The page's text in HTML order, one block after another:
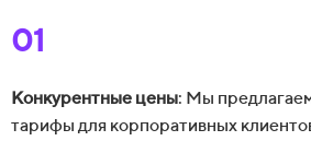
01
Конкурентные цены: Мы
тарифы для корпоративных